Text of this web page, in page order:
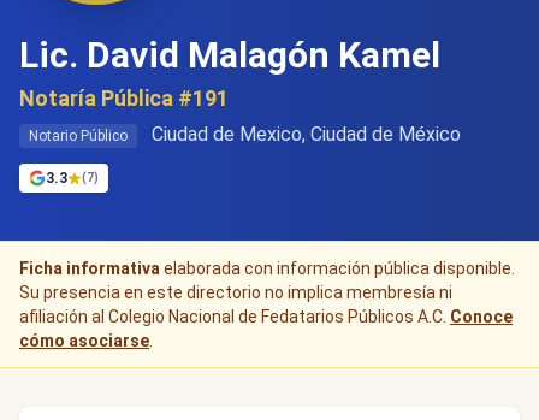
Lic. David Malagón Kamel
Notaría Pública #191
Notario Público Ciudad de Mexico, Ciudad de México
3.3 (7)
Ficha informativa elaborada con información pública disponible.
Su presencia en este directorio no implica membresía ni
afiliación al Colegio Nacional de Fedatarios Públicos A.C. Conoce
cómo asociarse